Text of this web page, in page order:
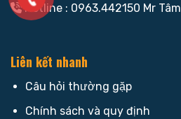
Hotline : 0963.442150 Mr Tâm
Liên kết nhanh
Câu hỏi thường gặp
Chính sách và quy định